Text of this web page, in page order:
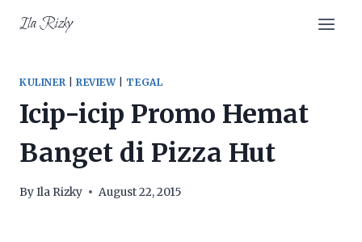
Ila Rizky
KULINER REVIEW| TEGAL
Icip-icip Promo Hemat
Banget di Pizza Hut
ByIla Rizky August 22, 2015